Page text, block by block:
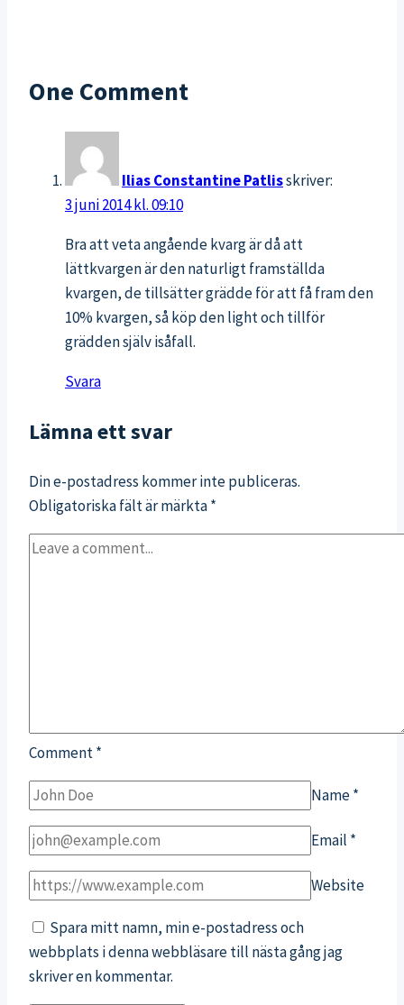
One Comment
Ilias Constantine Patlisskriver:
3 juni 2014 kl. 09:10
Bra att veta angående kvarg är då att
lättkvargen är den naturligt framställda
kvargen, de tillsätter grädde för att få fram den
10% kvargen, så köp den light och tillför
grädden själv isåfall.
Svara
Lämna ett svar
Din e-postadress kommer inte publiceras.
Obligatoriska fält är märkta*
Comment*
Name*
Email *
Website
Spara mitt namn, min e-postadress och
webbplats i denna webbläsare till nästa gång jag
skriver en kommentar.